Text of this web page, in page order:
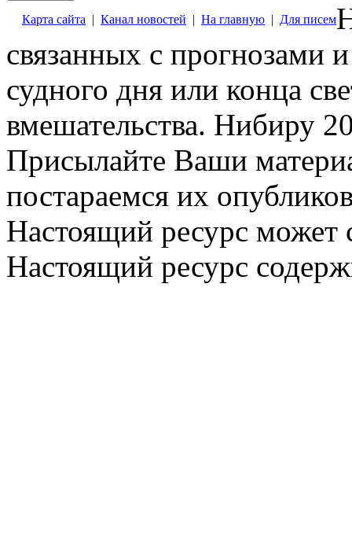
Карта сайта | Канал новостей | На главную | Для писем
связанных с прогнозами
судного дня или конца
вмешательства. Нибиру
Присылайте Ваши
постараемся их
Настоящий ресурс может
Настоящий ресурс